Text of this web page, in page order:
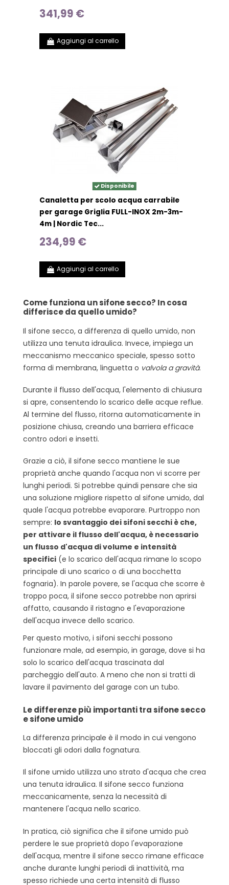
341,99 €
Aggiungi al carrello
Disponibile
Canaletta per scolo acqua carrabile
per garage Griglia FULL-INOX 2m-3m-
4m | Nordic Tec...
234,99 €
Aggiungi al carrello
Come funziona un sifone secco? In cosa
differisce da quello umido?
Il sifone secco, a differenza di quello umido, non
utilizza una tenuta idraulica. Invece, impiega un
meccanismo meccanico speciale, spesso sotto
forma di membrana, linguetta o valvola a gravità.
Durante il flusso dell'acqua, l'elemento di chiusura
si apre, consentendo lo scarico delle acque reflue.
Al termine del flusso, ritorna automaticamente in
posizione chiusa, creando una barriera efficace
contro odori e insetti.
Grazie a ciò, il sifone secco mantiene le sue
proprietà anche quando l'acqua non vi scorre per
lunghi periodi. Si potrebbe quindi pensare che sia
una soluzione migliore rispetto al sifone umido, dal
quale l'acqua potrebbe evaporare. Purtroppo non
sempre: lo svantaggio dei sifoni secchi è che,
per attivare il flusso dell'acqua, è necessario
un flusso d'acqua di volume e intensità
specifici (e lo scarico dell'acqua rimane lo scopo
principale di uno scarico o di una bocchetta
fognaria). In parole povere, se l'acqua che scorre è
troppo poca, il sifone secco potrebbe non aprirsi
affatto, causando il ristagno e l'evaporazione
dell'acqua invece dello scarico.
Per questo motivo, i sifoni secchi possono
funzionare male, ad esempio, in garage, dove si ha
solo lo scarico dell'acqua trascinata dal
parcheggio dell'auto. A meno che non si tratti di
lavare il pavimento del garage con un tubo.
Le differenze più importanti tra sifone secco
e sifone umido
La differenza principale è il modo in cui vengono
bloccati gli odori dalla fognatura.
Il sifone umido utilizza uno strato d'acqua che crea
una tenuta idraulica. Il sifone secco funziona
meccanicamente, senza la necessità di
mantenere l'acqua nello scarico.
In pratica, ciò significa che il sifone umido può
perdere le sue proprietà dopo l'evaporazione
dell'acqua, mentre il sifone secco rimane efficace
anche durante lunghi periodi di inattività, ma
spesso richiede una certa intensità di flusso